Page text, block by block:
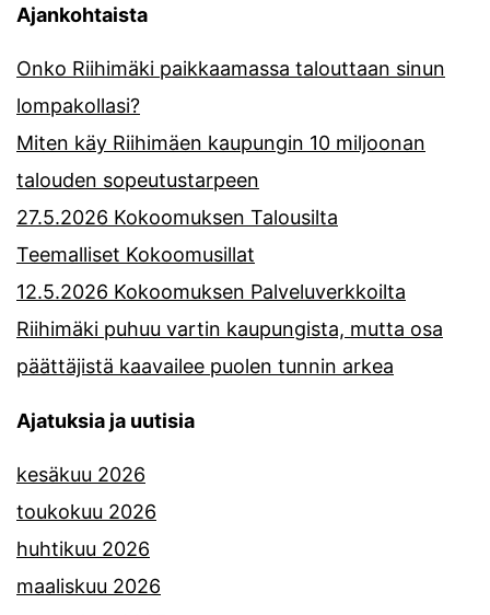
Ajankohtaista
Onko Riihimäki paikkaamassa talouttaan sinun
lompakollasi?
Miten käy Riihimäen kaupungin 10 miljoonan
talouden sopeutustarpeen
27.5.2026 Kokoomuksen Talousilta
Teemalliset Kokoomusillat
12.5.2026 Kokoomuksen Palveluverkkoilta
Riihimäki puhuu vartin kaupungista, mutta osa
päättäjistä kaavailee puolen tunnin arkea
Ajatuksia ja uutisia
kesäkuu 2026
toukokuu 2026
huhtikuu 2026
maaliskuu 2026